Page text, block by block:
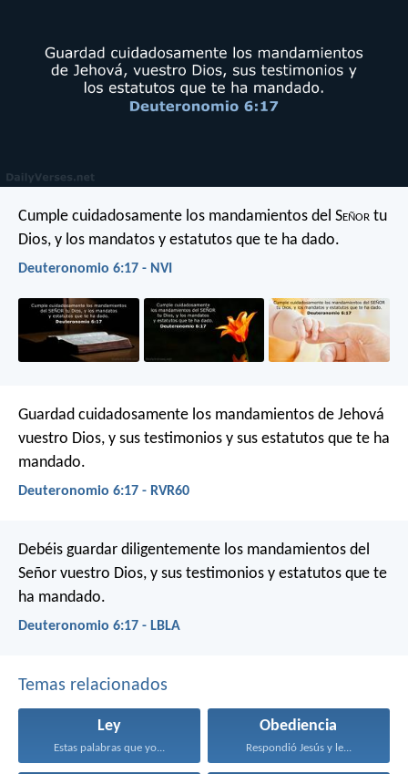
Cumple cuidadosamente los mandamientos del Señor tu
Dios, y los mandatos y estatutos que te ha dado.
Deuteronomio 6:17 - NVI
Guardad cuidadosamente los mandamientos de Jehová
vuestro Dios, y sus testimonios y sus estatutos que te ha
mandado.
Deuteronomio 6:17 - RVR60
Debéis guardar diligentemente los mandamientos del
Señor vuestro Dios, y sus testimonios y estatutos que te
ha mandado.
Deuteronomio 6:17 - LBLA
Temas relacionados
Ley
Estas palabras que yo...
Obediencia
Respondió Jesús y le...